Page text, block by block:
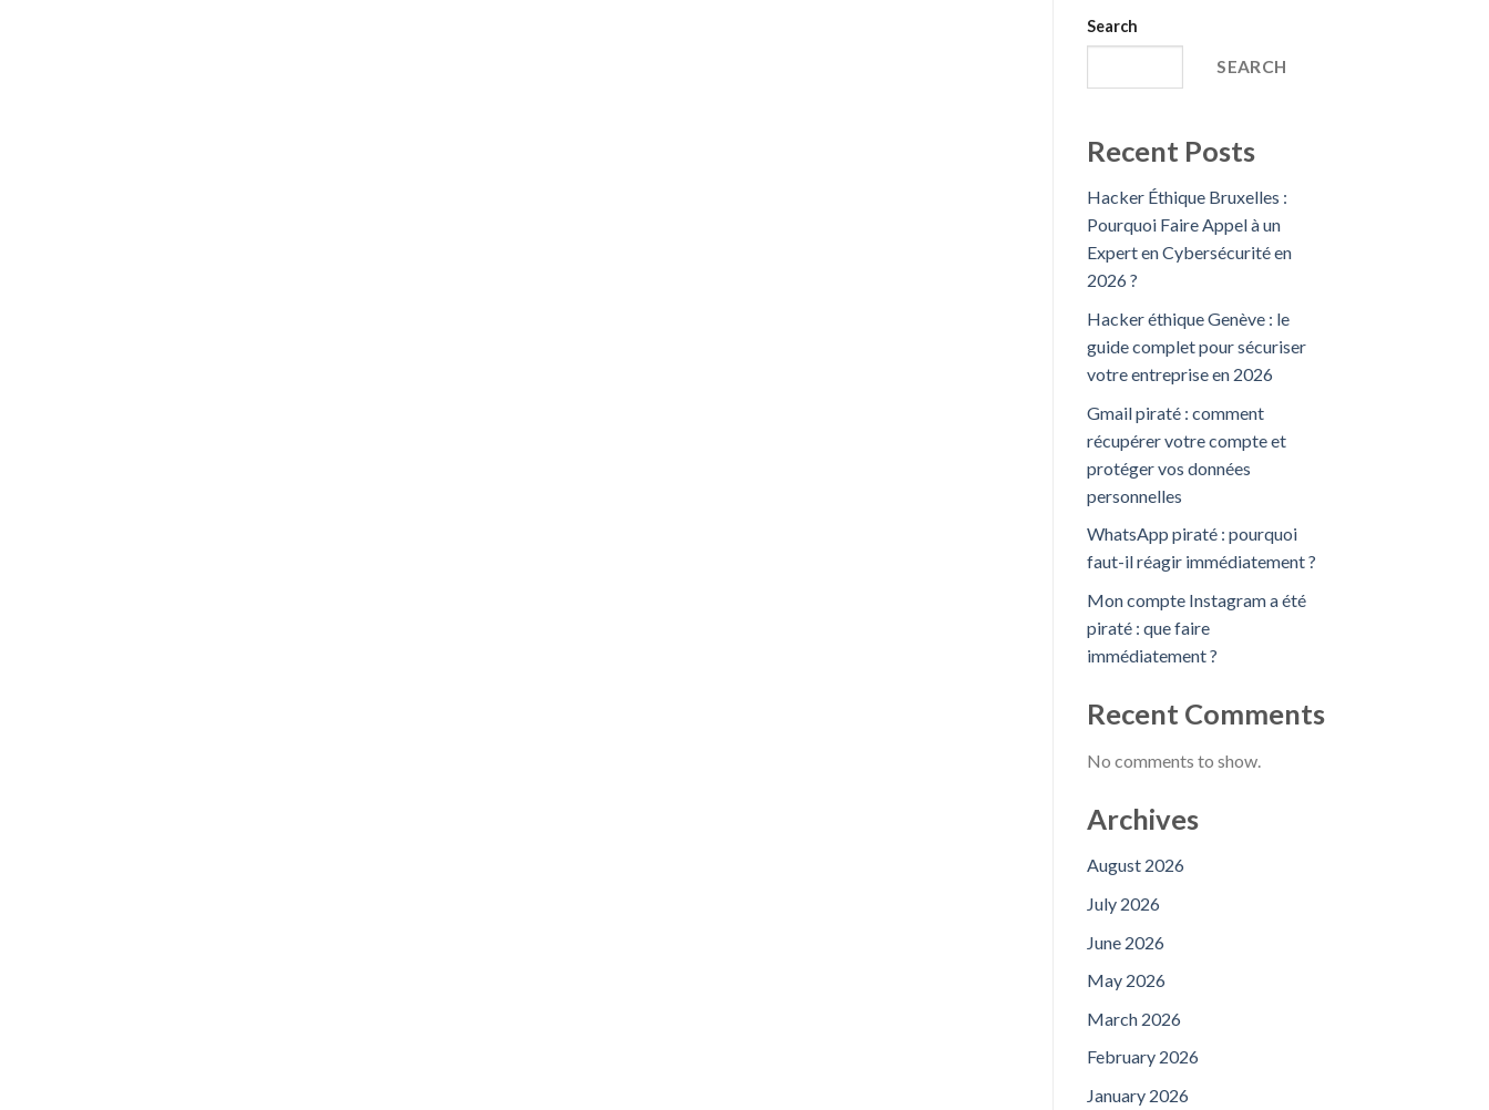
Search
SEARCH
Recent Posts
Hacker Éthique Bruxelles :
Pourquoi Faire Appel à un
Expert en Cybersécurité en
2026 ?
Hacker éthique Genève : le
guide complet pour sécuriser
votre entreprise en 2026
Gmail piraté : comment
récupérer votre compte et
protéger vos données
personnelles
WhatsApp piraté : pourquoi
faut-il réagir immédiatement ?
Mon compte Instagram a été
piraté : que faire
immédiatement ?
Recent Comments
No comments to show.
Archives
August 2026
July 2026
June 2026
May 2026
March 2026
February 2026
January 2026